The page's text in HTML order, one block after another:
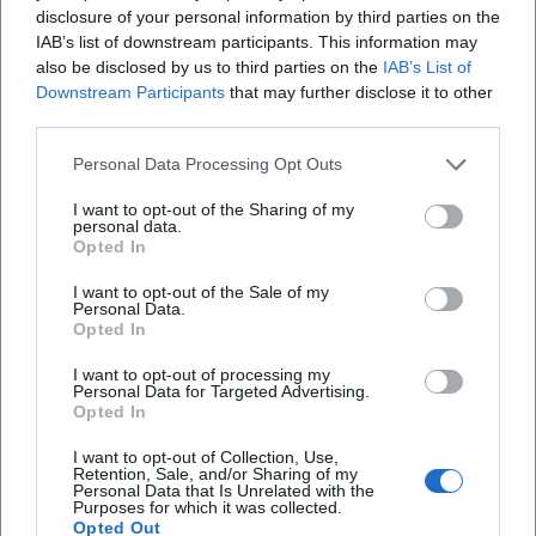
disclosure of your personal information by third parties on the
IAB’s list of downstream participants. This information may
also be disclosed by us to third parties on the IAB’s List of
Downstream Participants that may further disclose it to other
Personal Data Processing Opt Outs
I want to opt-out of the Sharing of my
personal data.
Opted In
I want to opt-out of the Sale of my
Personal Data.
Opted In
I want to opt-out of processing my
Personal Data for Targeted Advertising.
Opted In
I want to opt-out of Collection, Use,
Retention, Sale, and/or Sharing of my
Personal Data that Is Unrelated with the
Purposes for which it was collected.
Opted Out
Kontakt und Anfahrt
Map unavailable